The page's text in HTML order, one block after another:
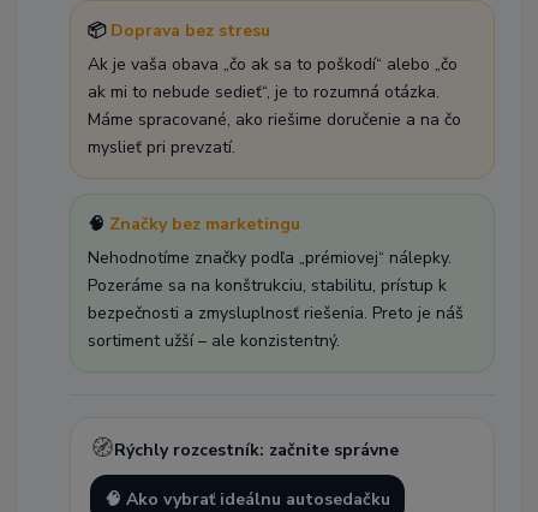
📦 Doprava bez stresu
Ak je vaša obava „čo ak sa to poškodí“ alebo „čo
ak mi to nebude sedieť“, je to rozumná otázka.
Máme spracované, ako riešime doručenie a na čo
myslieť pri prevzatí.
🧠 Značky bez marketingu
Nehodnotíme značky podľa „prémiovej“ nálepky.
Pozeráme sa na konštrukciu, stabilitu, prístup k
bezpečnosti a zmysluplnosť riešenia. Preto je náš
sortiment užší – ale konzistentný.
🧭Rýchly rozcestník: začnite správne
🧠 Ako vybrať ideálnu autosedačku